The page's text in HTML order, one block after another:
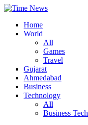
Home
World
All
Games
Travel
Gujarat
Ahmedabad
Business
Technology
All
Business Tech